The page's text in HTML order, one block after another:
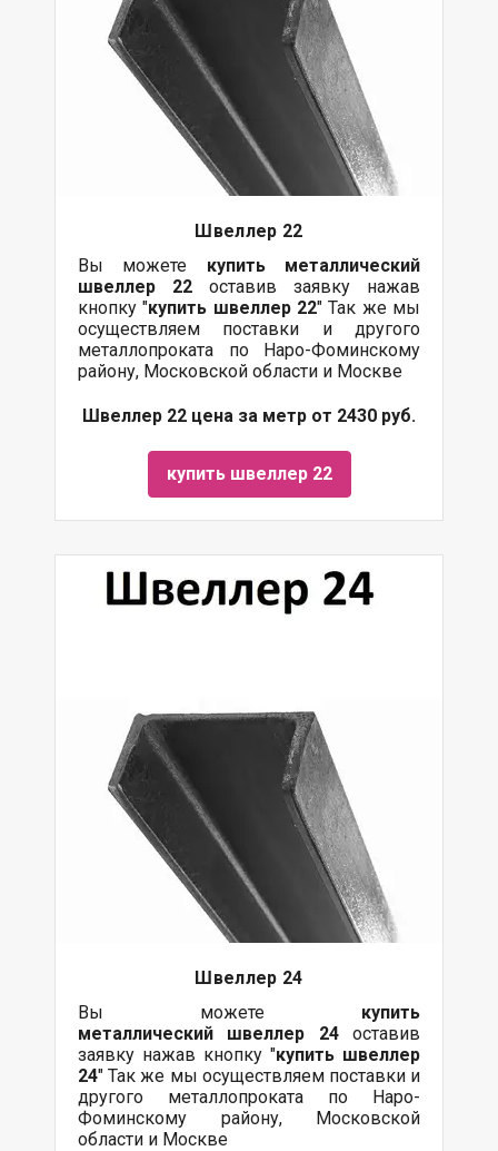
Швеллер 22
Вы можете купить металлический
швеллер 22 оставив заявку нажав
кнопку "купить швеллер 22" Так же мы
осуществляем поставки и другого
металлопроката по Наро-Фоминскому
району, Московской области и Москве
Швеллер 22 цена за метр от 2430 руб.
купить швеллер 22
Швеллер 24
Вы можете купить
металлический швеллер 24оставив
заявку нажав кнопку "купить швеллер
24" Так же мы осуществляем поставки и
другого металлопроката по Наро-
Фоминскому району, Московской
области и Москве